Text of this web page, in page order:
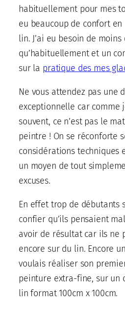
habituellement pour mes
eu beaucoup de confort
lin. J’ai eu besoin de
qu’habituellement et un
sur la pratique des mes
Ne vous attendez pas une
exceptionnelle car comme
souvent, ce n’est pas le
peintre ! On se réconforte
considérations techniques
un moyen de tout
excuses.
En effet trop de débutants
confier qu’ils pensaient
avoir de résultat car ils ne
encore sur du lin. Encore
voulais réaliser son
peinture extra-fine, sur un
lin format 100cm x 100cm.